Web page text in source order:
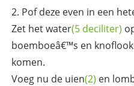
Pof deze even in een
Zet hetwater(5 deciliter)
boemboeâ€™s en
komen.
Voeg nu de uien(2) en